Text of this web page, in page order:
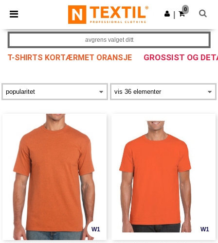
× Ntextil-app
Bedre priser i appen!
Last ned app
0
T-SHIRTS KORTÆRMET ORANSJE GROSSIST OG
avgrens valget ditt
W1 W1